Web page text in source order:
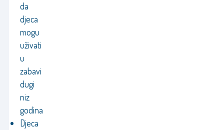
da
djeca
mogu
uživati
u
zabavi
dugi
niz
godina
Djeca